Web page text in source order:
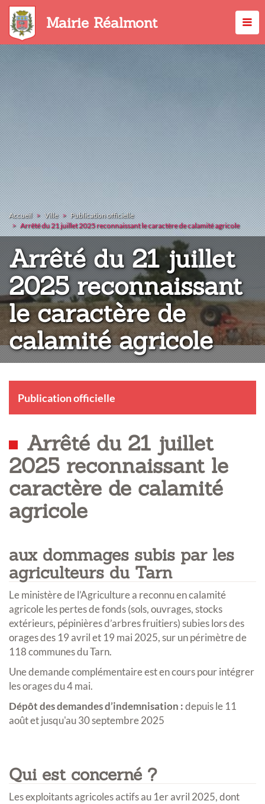
Aller
contenu
principal
Mairie Réalmont
Accueil Ville
Publication officielle
Arrêté du 21 juillet 2025 reconnaissant le caractère de calamité agricole
Arrêté du 21 juillet
2025 reconnaissant
le caractère de
calamité agricole
Publication officielle
Arrêté du 21 juillet
2025 reconnaissant le
caractère de calamité
agricole
aux dommages subis par les
agriculteurs du Tarn
Le ministère de l’Agriculture a reconnu en calamité
agricole les pertes de fonds (sols, ouvrages, stocks
extérieurs, pépinières d’arbres fruitiers) subies lors des
orages des 19 avril et 19 mai 2025, sur un périmètre de
118 communes du Tarn.
Une demande complémentaire est en cours pour intégrer
les orages du 4 mai.
Dépôt des demandes d’indemnisation :depuis le 11
août et jusqu'au 30 septembre 2025
Qui est concerné ?
Les exploitants agricoles actifs au 1er avril 2025, dont